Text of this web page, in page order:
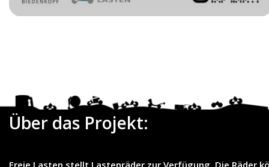
Über das Projekt: